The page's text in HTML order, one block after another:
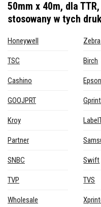
50mm x 40m, dla
stosowany w tych
Honeywell Zebra
TSC Birch
Cashino Epson
GOOJPRT
Kroy
Partner
SNBC Swift
TVP TVS
Wholesale